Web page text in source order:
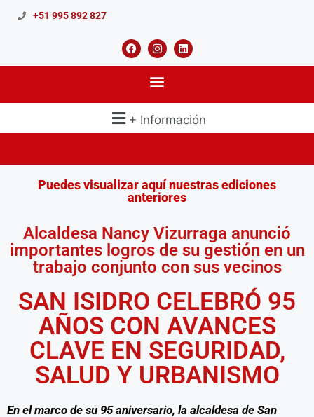
+51 995 892 827
+ Información
Puedes visualizar aquí nuestras ediciones
anteriores
Alcaldesa Nancy Vizurraga anunció
importantes logros de su gestión en un
trabajo conjunto con sus vecinos
SAN ISIDRO CELEBRÓ 95
AÑOS CON AVANCES
CLAVE EN SEGURIDAD,
SALUD Y URBANISMO
En el marco de su 95 aniversario, la alcaldesa de San